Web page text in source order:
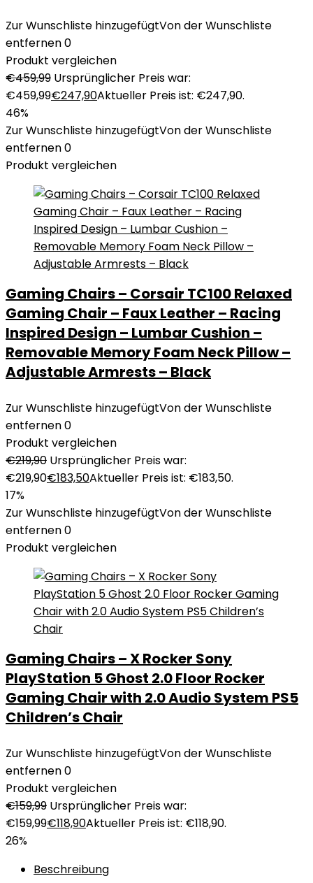
Zur Wunschliste hinzugefügtVon der Wunschliste
entfernen0
Produkt vergleichen
€459,99 Ursprünglicher Preis war:
€459,99€247,90Aktueller Preis ist: €247,90.
46%
Zur Wunschliste hinzugefügtVon der Wunschliste
entfernen0
Produkt vergleichen
Gaming Chairs – Corsair TC100 Relaxed
Gaming Chair – Faux Leather – Racing
Inspired Design – Lumbar Cushion –
Removable Memory Foam Neck Pillow –
Adjustable Armrests – Black
Zur Wunschliste hinzugefügtVon der Wunschliste
entfernen0
Produkt vergleichen
€219,90 Ursprünglicher Preis war:
€219,90€183,50Aktueller Preis ist: €183,50.
17%
Zur Wunschliste hinzugefügtVon der Wunschliste
entfernen0
Produkt vergleichen
Gaming Chairs – X Rocker Sony
PlayStation 5 Ghost 2.0 Floor Rocker
Gaming Chair with 2.0 Audio System PS5
Children’s Chair
Zur Wunschliste hinzugefügtVon der Wunschliste
entfernen0
Produkt vergleichen
€159,99 Ursprünglicher Preis war:
€159,99€118,90Aktueller Preis ist: €118,90.
26%
Beschreibung